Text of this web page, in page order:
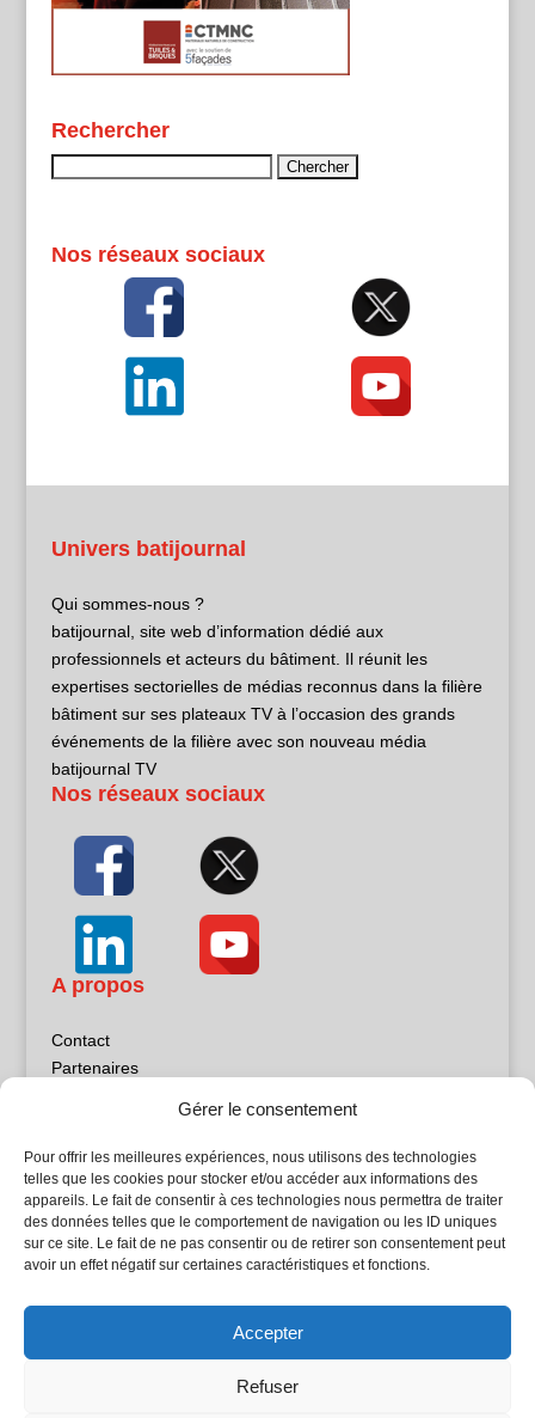
Gérer le consentement
Pour offrir les meilleures expériences, nous utilisons des technologies
telles que les cookies pour stocker et/ou accéder aux informations des
appareils. Le fait de consentir à ces technologies nous permettra de traiter
des données telles que le comportement de navigation ou les ID uniques
sur ce site. Le fait de ne pas consentir ou de retirer son consentement peut
avoir un effet négatif sur certaines caractéristiques et fonctions.
Accepter
Refuser
Rechercher
Nos réseaux sociaux
Univers batijournal
Qui sommes-nous ?
batijournal, site web d’information dédié aux
professionnels et acteurs du bâtiment. Il réunit les
expertises sectorielles de médias reconnus dans la filière
bâtiment sur ses plateaux TV à l’occasion des grands
événements de la filière avec son nouveau média
batijournal TV
Nos réseaux sociaux
A propos
Contact
Partenaires
Politique de confidentialité
Sites partenaires
5Façades
Atrium Patrimoine
L'Atelier Bois